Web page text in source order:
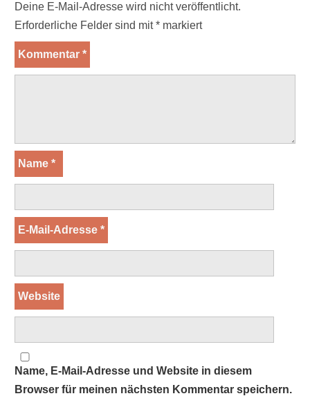
Deine E-Mail-Adresse wird nicht veröffentlicht.
Erforderliche Felder sind mit* markiert
Kommentar*
Name*
E-Mail-Adresse*
Website
Name, E-Mail-Adresse und Website in diesem
Browser für meinen nächsten Kommentar speichern.